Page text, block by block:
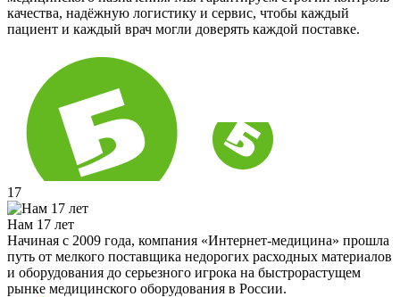
качества, надёжную логистику и сервис, чтобы каждый
пациент и каждый врач могли доверять каждой поставке.
17
Нам 17 лет
Начиная с 2009 года, компания «Интернет-медицина» прошла
путь от мелкого поставщика недорогих расходных материалов
и оборудования до серьезного игрока на быстрорастущем
рынке медицинского оборудования в России.